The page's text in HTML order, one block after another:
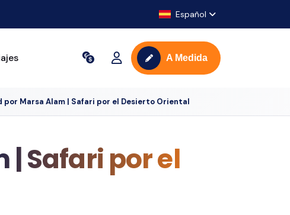
Español
A Medida
por Marsa Alam | Safari por el Desierto Oriental
Safari por el